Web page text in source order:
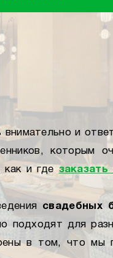
внимательно и
которым
и где
свадебных
подходят для
в том, что мы